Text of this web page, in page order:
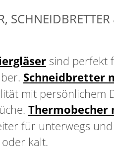
sind perfekt
Schneidbretter
mit persönlichem
Thermobecher
für unterwegs
kalt.